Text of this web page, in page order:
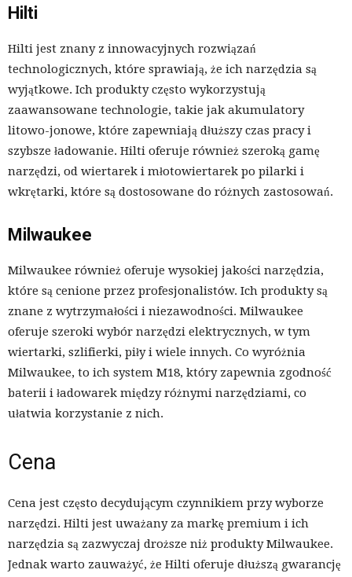
Hilti
Hilti jest znany z innowacyjnych rozwiązań
technologicznych, które sprawiają, że ich narzędzia są
wyjątkowe. Ich produkty często wykorzystują
zaawansowane technologie, takie jak akumulatory
litowo-jonowe, które zapewniają dłuższy czas pracy i
szybsze ładowanie. Hilti oferuje również szeroką gamę
narzędzi, od wiertarek i młotowiertarek po pilarki i
wkrętarki, które są dostosowane do różnych zastosowań.
Milwaukee
Milwaukee również oferuje wysokiej jakości narzędzia,
które są cenione przez profesjonalistów. Ich produkty są
znane z wytrzymałości i niezawodności. Milwaukee
oferuje szeroki wybór narzędzi elektrycznych, w tym
wiertarki, szlifierki, piły i wiele innych. Co wyróżnia
Milwaukee, to ich system M18, który zapewnia zgodność
baterii i ładowarek między różnymi narzędziami, co
ułatwia korzystanie z nich.
Cena
Cena jest często decydującym czynnikiem przy wyborze
narzędzi. Hilti jest uważany za markę premium i ich
narzędzia są zazwyczaj droższe niż produkty Milwaukee.
Jednak warto zauważyć, że Hilti oferuje dłuższą gwarancję